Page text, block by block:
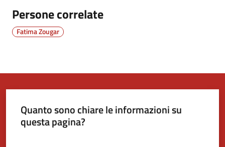
argomenti...
Persone correlate
Fatima Zougar
Quanto sono chiare le informazioni su
questa pagina?